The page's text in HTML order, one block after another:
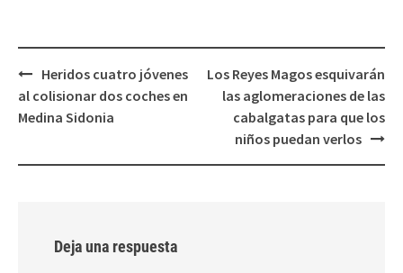
Navegación
de
entradas
Heridos cuatro jóvenes
al colisionar dos coches en
Medina Sidonia
Los Reyes Magos esquivarán
las aglomeraciones de las
cabalgatas para que los
niños puedan verlos
Deja una respuesta